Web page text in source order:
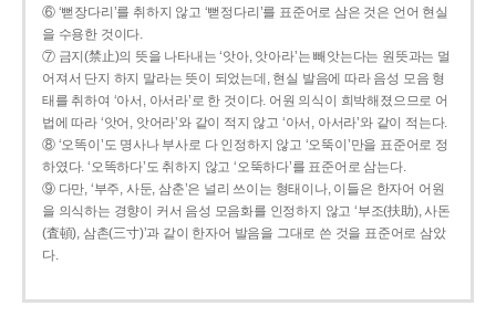
⑥ ‘뻗장다리’를 취하지 않고 ‘뻗정다리’를 표준어로 삼은 것은 언어 현실
을 수용한 것이다.
⑦ 금지(禁止)의 뜻을 나타내는 ‘앗아, 앗아라’는 빼앗는다는 원뜻과는 멀
어져서 단지 하지 말라는 뜻이 되었는데, 현실 발음에 따라 음성 모음 형
태를 취하여 ‘아서, 아서라’로 한 것이다. 어원 의식이 희박해졌으므로 어
법에 따라 ‘앗어, 앗어라’와 같이 적지 않고 ‘아서, 아서라’와 같이 적는다.
⑧ ‘오똑이’도 명사나 부사로 다 인정하지 않고 ‘오뚝이’만을 표준어로 정
하였다. ‘오똑하다’도 취하지 않고 ‘오뚝하다’를 표준어로 삼는다.
⑨ 다만, ‘부주, 사둔, 삼춘’은 널리 쓰이는 형태이나, 이들은 한자어 어원
을 의식하는 경향이 커서 음성 모음화를 인정하지 않고 ‘부조(扶助), 사돈
(査頓), 삼촌(三寸)’과 같이 한자어 발음을 그대로 쓴 것을 표준어로 삼았
다.